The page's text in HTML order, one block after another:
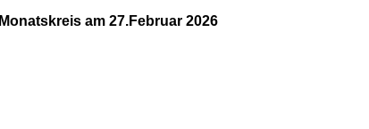
Monatskreis am 27.Februar 2026